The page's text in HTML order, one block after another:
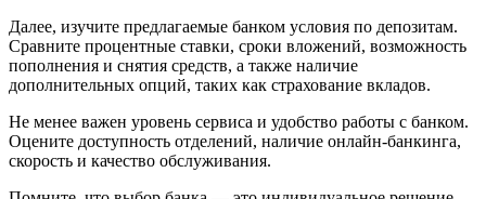
Далее, изучите предлагаемые банком условия по депозитам.
Сравните процентные ставки, сроки вложений, возможность
пополнения и снятия средств, а также наличие
дополнительных опций, таких как страхование вкладов.
Не менее важен уровень сервиса и удобство работы с банком.
Оцените доступность отделений, наличие онлайн-банкинга,
скорость и качество обслуживания.